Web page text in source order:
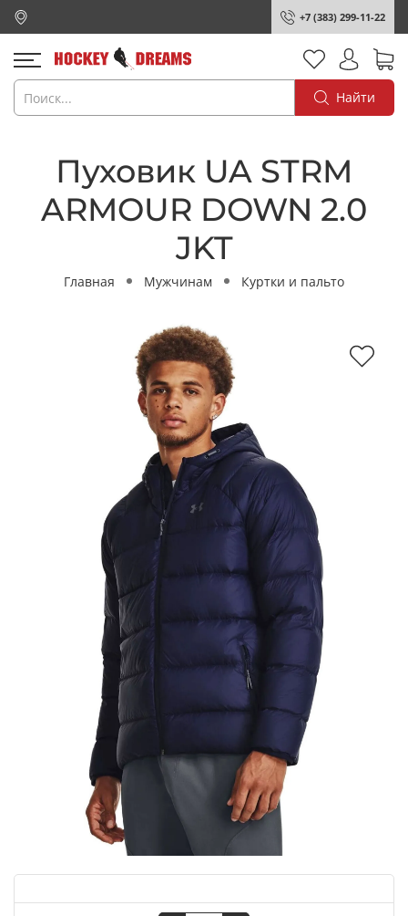
+7 (383) 299-11-22
Найти
Пуховик UA STRM
ARMOUR DOWN 2.0
JKT
Главная Мужчинам Куртки и пальто